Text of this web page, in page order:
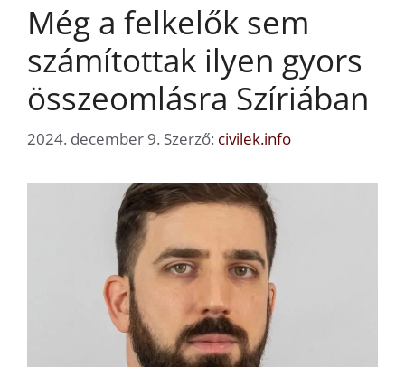
Még a felkelők sem
számítottak ilyen gyors
összeomlásra Szíriában
2024. december 9. Szerző: civilek.info